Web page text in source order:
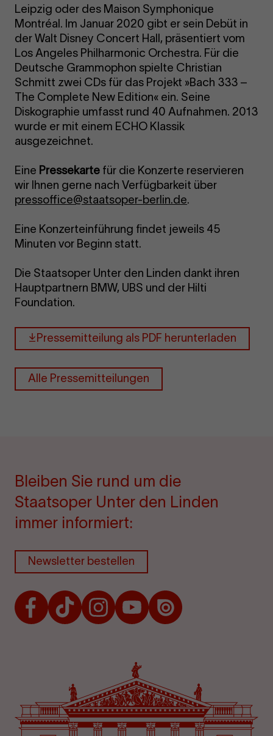
Leipzig oder des Maison Symphonique
Montréal. Im Januar 2020 gibt er sein Debüt in
der Walt Disney Concert Hall, präsentiert vom
Los Angeles Philharmonic Orchestra. Für die
Deutsche Grammophon spielte Christian
Schmitt zwei CDs für das Projekt »Bach 333 –
The Complete New Edition« ein. Seine
Diskographie umfasst rund 40 Aufnahmen. 2013
wurde er mit einem ECHO Klassik
ausgezeichnet.
Eine Pressekarte für die Konzerte reservieren
wir Ihnen gerne nach Verfügbarkeit über
pressoffice@staatsoper-berlin.de.
Eine Konzerteinführung findet jeweils 45
Minuten vor Beginn statt.
Die Staatsoper Unter den Linden dankt ihren
Hauptpartnern BMW, UBS und der Hilti
Foundation.
Pressemitteilung als PDF herunterladen
Alle Pressemitteilungen
Bleiben Sie rund um die
Staatsoper Unter den Linden
immer informiert:
Newsletter bestellen
FacebookTikTokInstagramYoutubeIssuu